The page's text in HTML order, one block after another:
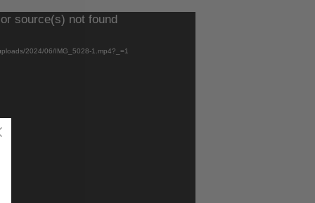
source(s) not found
2024/06/IMG_5028-1.mp4?_=1